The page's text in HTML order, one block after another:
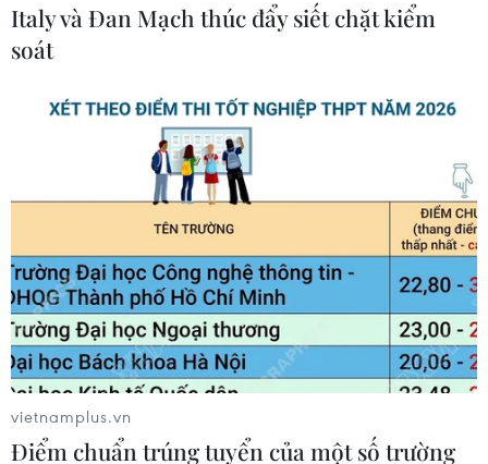
Italy và Đan Mạch thúc đẩy siết chặt kiểm
soát
vietnamplus.vn
Điểm chuẩn trúng tuyển của một số trường